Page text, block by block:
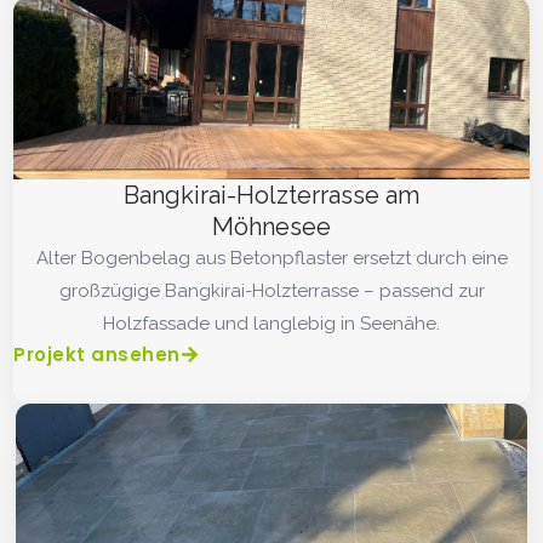
Bangkirai-Holzterrasse am
Möhnesee
Alter Bogenbelag aus Betonpflaster ersetzt durch eine
großzügige Bangkirai-Holzterrasse – passend zur
Holzfassade und langlebig in Seenähe.
Projekt ansehen